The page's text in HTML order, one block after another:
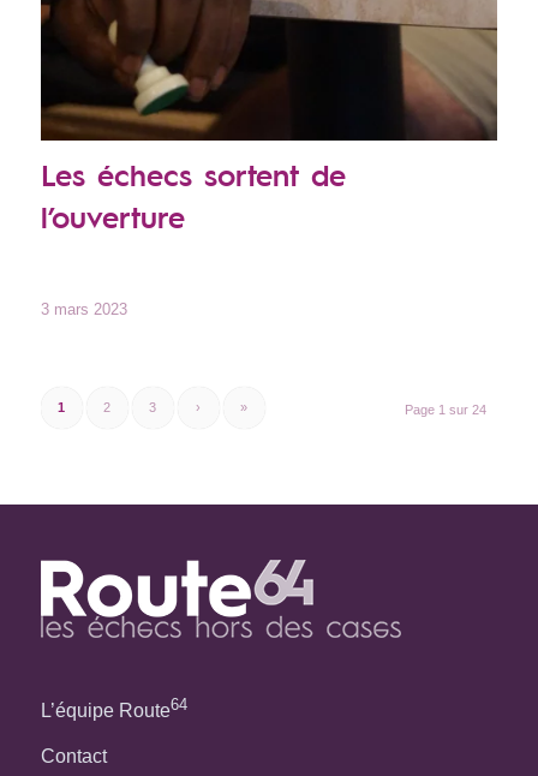
Les échecs sortent de
l’ouverture
3 mars 2023
Page 1 sur 24
1 2 3 › »
L’équipe Route64
Contact